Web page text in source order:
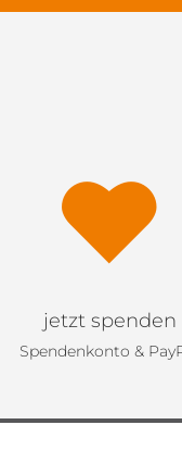
jetzt spenden
Spendenkonto &